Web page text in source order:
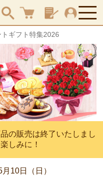
検索
ギフト特集2026
の販売は終了いたしまし
しみに！
10日（日）